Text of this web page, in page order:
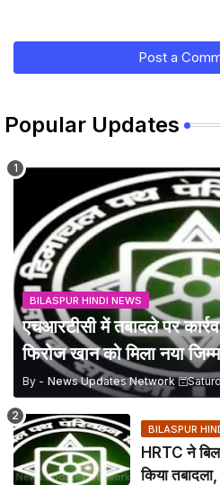
Post a
Popular Updates
BILASPUR HINDI NEWS
एचआरटीसी में तबादले पर
फिरोज खान को मिला नया
By - News Updates Network
BILASPUR
HRTC ने
किया